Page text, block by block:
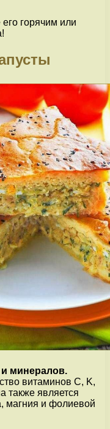
горячим или
минералов.
витаминов C, K,
также является
магния и фолиевой